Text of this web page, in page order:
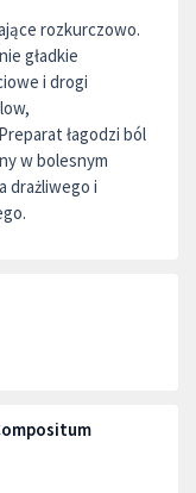
rozkurczowo.
gładkie
i drogi
łagodzi ból
w bolesnym
drażliwego i